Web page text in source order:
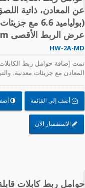
(بولياميد 6.6 مع
عرض الربط الأقصى 3.2mm.
HW-2A-MD
تمت إضافة حوامل ربط
المعادن مع جزيئات معدنية،
الصغيرة يمكن اكتشافها. يمكن
مشكلة الملوثات والأجسام
في صناعة المواد الغذائية،
والصناعة الدوائية والطبية.
الكابلات القابلة للكشف عن
أضف إلى القائمة أضف
الاستفسار الآن
حوامل ربط كابلات